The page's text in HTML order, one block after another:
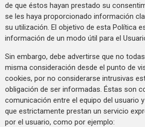
de que éstos hayan prestado su
se les haya proporcionado información
su utilización. El objetivo de esta Política
información de un modo útil para el
Sin embargo, debe advertirse que no
misma consideración desde el punto de
cookies, por no considerarse intrusivas
obligación de ser informadas. Éstas son
comunicación entre el equipo del usuario
que estrictamente prestan un servicio
por el usuario, como por ejemplo: